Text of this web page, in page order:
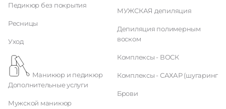
Педикюр без покрытия
Ресницы
Уход
Маникюр и педикюр
Дополнительные услуги
Мужской маникюр
МУЖСКАЯ депиляция
Депиляция полимерным
воском
Комплексы - ВОСК
Комплексы - САХАР (шугаринг
Брови